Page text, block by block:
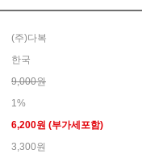
(주)다복
한국
9,000원
1%
6,200원 (부가세포함)
3,300원